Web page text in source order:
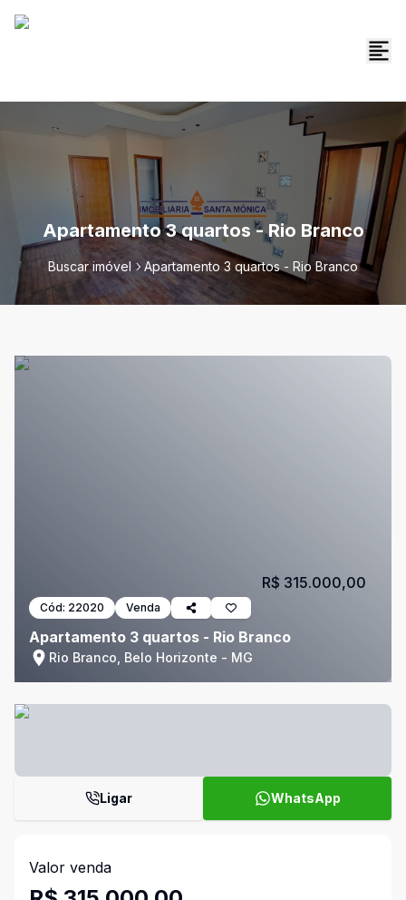
Apartamento 3 quartos - Rio Branco
Buscar imóvel Apartamento 3 quartos - Rio Branco
Cód: 22020 Venda
Apartamento 3 quartos - Rio Branco
Rio Branco, Belo Horizonte - MG
R$ 315.000,00
Ligar WhatsApp
Valor venda